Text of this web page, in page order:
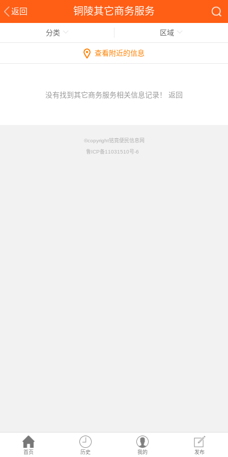
返回 铜陵其它商务服务
首页 历史 我的 发布
分类 区域
查看附近的信息
没有找到其它商务服务相关信息记录！ 返回
©copyright铭竟便民信息网
鲁ICP备11031510号-6